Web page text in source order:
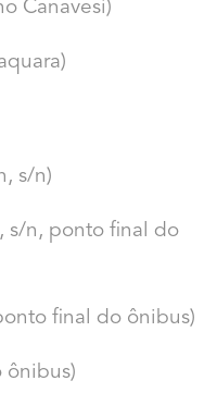
Canavesi)
s/n)
s/n, ponto final do
final do ônibus)
ônibus)